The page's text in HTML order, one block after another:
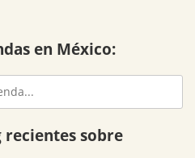
en México:
recientes sobre